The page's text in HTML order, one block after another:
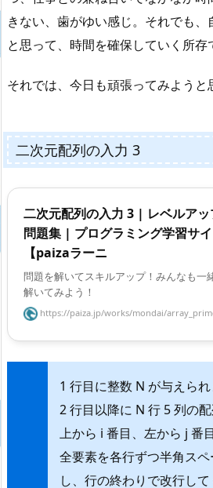
きない、歯がゆい感じ。それでも
と思って、時間を確保していく所存
それでは、今日も頑張ってみようと
二次元配列の入力 3
二次元配列の入力 3 | レベルアッ
問題集 | プログラミング学習サイ
【paizaラーニ
問題を解いてスキルアップ！みんなも一
解いてみよう！
https://paiza.jp/works/mondai/
1 行目に整数 N が与えられ
2 行目以降に N 行 5 列の配
上から i 番目、左から j 番
全要素を各行ずつ半角ス
し、行の終わりで改行して